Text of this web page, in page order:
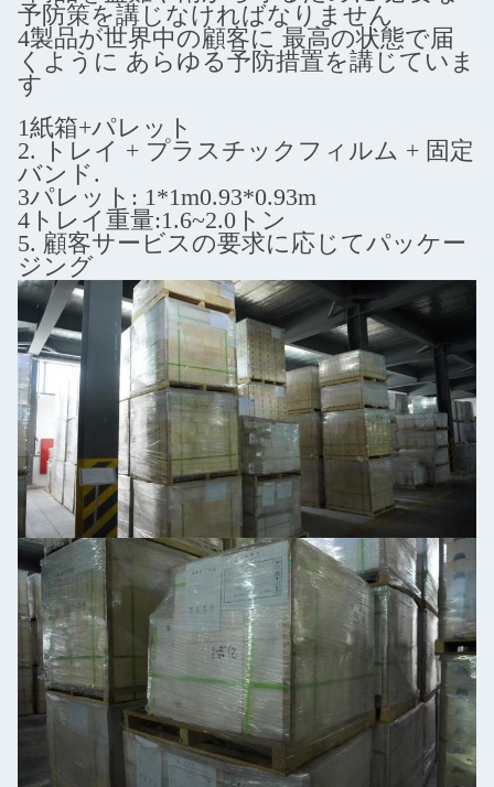
予防策を講じなければなりません
4製品が世界中の顧客に 最高の状態で届
くように あらゆる予防措置を講じていま
す
1紙箱+パレット
2. トレイ + プラスチックフィルム + 固定
バンド.
3パレット: 1*1m0.93*0.93m
4トレイ重量:1.6~2.0トン
5. 顧客サービスの要求に応じてパッケー
ジング